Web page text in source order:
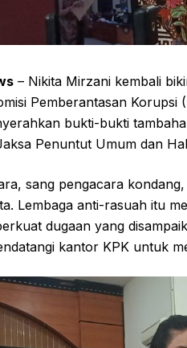
– Nikita Mirzani kembali
Pemberantasan
bukti-bukti
Penuntut Umum dan
sang pengacara
Lembaga anti-rasuah itu
dugaan yang
kantor KPK untuk